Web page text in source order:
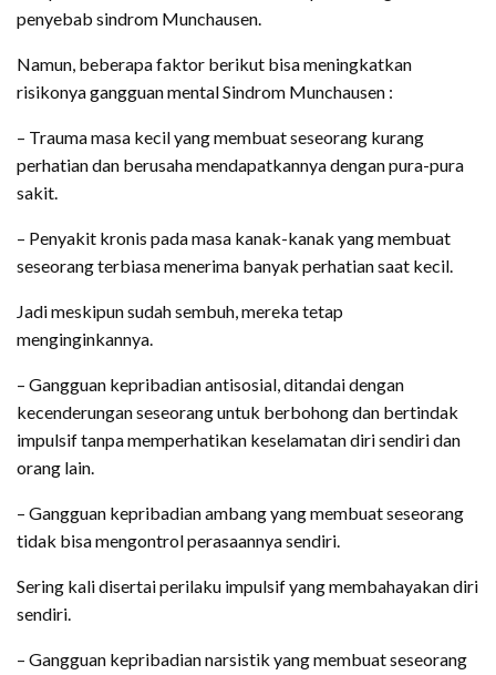
penyebab sindrom Munchausen.
Namun, beberapa faktor berikut bisa meningkatkan
risikonya gangguan mental Sindrom Munchausen :
– Trauma masa kecil yang membuat seseorang kurang
perhatian dan berusaha mendapatkannya dengan pura-pura
sakit.
– Penyakit kronis pada masa kanak-kanak yang membuat
seseorang terbiasa menerima banyak perhatian saat kecil.
Jadi meskipun sudah sembuh, mereka tetap
menginginkannya.
– Gangguan kepribadian antisosial, ditandai dengan
kecenderungan seseorang untuk berbohong dan bertindak
impulsif tanpa memperhatikan keselamatan diri sendiri dan
orang lain.
– Gangguan kepribadian ambang yang membuat seseorang
tidak bisa mengontrol perasaannya sendiri.
Sering kali disertai perilaku impulsif yang membahayakan diri
sendiri.
– Gangguan kepribadian narsistik yang membuat seseorang